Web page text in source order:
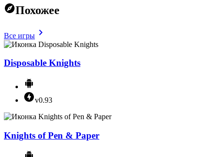
Похожее
Все игры
Disposable Knights
v0.93
Knights of Pen & Paper